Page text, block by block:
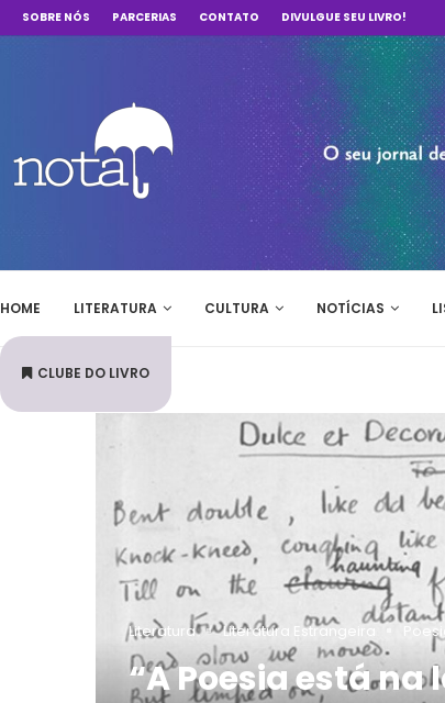
SOBRE NÓS PARCERIAS CONTATO DIVULGUE SEU LIVRO!
HOME LITERATURA CULTURA NOTÍCIAS
CLUBE DO LIVRO
Literatura Literatura Estrangeira
“A Poesia está na